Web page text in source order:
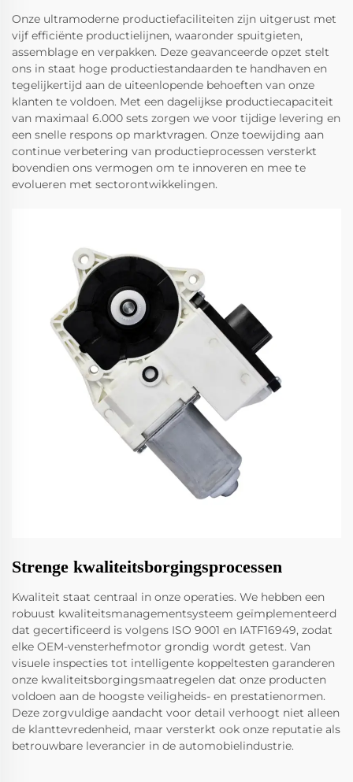
Onze ultramoderne productiefaciliteiten zijn uitgerust met
vijf efficiënte productielijnen, waaronder spuitgieten,
assemblage en verpakken. Deze geavanceerde opzet stelt
ons in staat hoge productiestandaarden te handhaven en
tegelijkertijd aan de uiteenlopende behoeften van onze
klanten te voldoen. Met een dagelijkse productiecapaciteit
van maximaal 6.000 sets zorgen we voor tijdige levering en
een snelle respons op marktvragen. Onze toewijding aan
continue verbetering van productieprocessen versterkt
bovendien ons vermogen om te innoveren en mee te
evolueren met sectorontwikkelingen.
Strenge kwaliteitsborgingsprocessen
Kwaliteit staat centraal in onze operaties. We hebben een
robuust kwaliteitsmanagementsysteem geïmplementeerd
dat gecertificeerd is volgens ISO 9001 en IATF16949, zodat
elke OEM-vensterhefmotor grondig wordt getest. Van
visuele inspecties tot intelligente koppeltesten garanderen
onze kwaliteitsborgingsmaatregelen dat onze producten
voldoen aan de hoogste veiligheids- en prestatienormen.
Deze zorgvuldige aandacht voor detail verhoogt niet alleen
de klanttevredenheid, maar versterkt ook onze reputatie als
betrouwbare leverancier in de automobielindustrie.